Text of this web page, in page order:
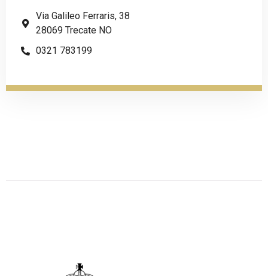
Via Galileo Ferraris, 38
28069 Trecate NO
0321 783199